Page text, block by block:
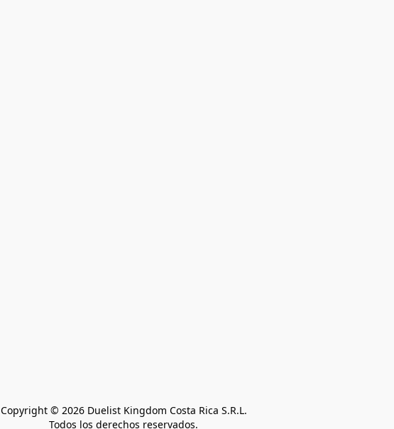
Copyright © 2026 Duelist Kingdom Costa Rica S.R.L.
Todos los derechos reservados.